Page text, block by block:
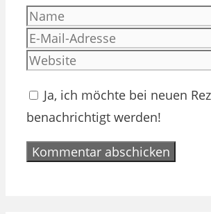
Name
Ja, ich möchte bei neuen
benachrichtigt werden!